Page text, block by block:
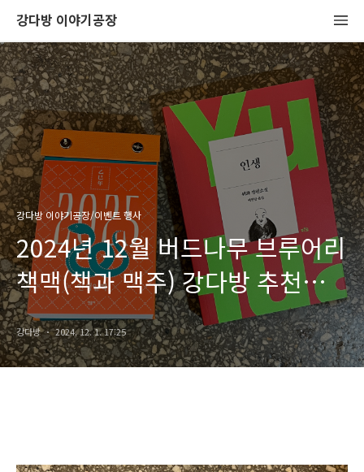
강다방 이야기공장
강다방 이야기공장/이벤트 행사
2024년 12월 버드나무 브루어리
책맥(책과 맥주) 강다방 추천
도서
강다방 2024. 12. 1. 17:25